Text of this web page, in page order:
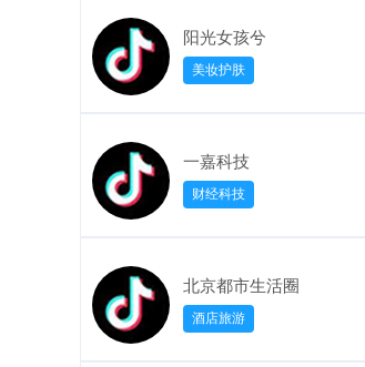
阳光女孩兮
美妆护肤
一嘉科技
财经科技
北京都市生活圈
酒店旅游